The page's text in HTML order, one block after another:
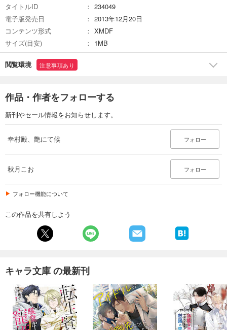
タイトルID
234049
電子版発売日
2013年12月20日
コンテンツ形式
XMDF
サイズ(目安)
1MB
閲覧環境 注意事項あり
作品・作者をフォローする
新刊やセール情報をお知らせします。
幸村殿、艶にて候 フォロー
秋月こお フォロー
フォロー機能について
この作品を共有しよう
キャラ文庫 の最新刊